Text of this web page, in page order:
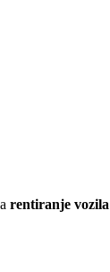
rentiranje